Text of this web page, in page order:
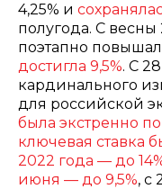
4,25% и
полугода. С весны
поэтапно
достигла 9,5%. С
кардинального
для российской
была экстренно
ключевая ставка
2022 года — до
июня — до 9,5%, с